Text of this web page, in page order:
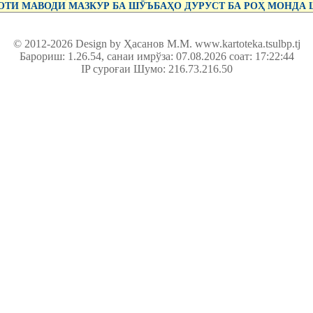
МАВОДИ МАЗКУР БА ШӮЪБАҲО ДУРУСТ БА РОҲ МОНДА
© 2012-2026 Design by Ҳасанов М.М. www.kartoteka.tsulbp.tj
Барориш: 1.26.54, санаи имрўза: 07.08.2026 соат: 17:22:44
IP суроғаи Шумо: 216.73.216.50